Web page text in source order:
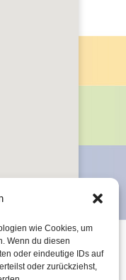
wie Cookies, um
Wenn du diesen
oder eindeutige IDs auf
oder zurückziehst,